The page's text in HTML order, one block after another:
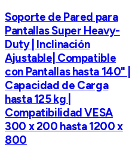
Soporte de Pared para
Pantallas Super Heavy-
Duty | Inclinación
Ajustable| Compatible
con Pantallas hasta 140" |
Capacidad de Carga
hasta 125 kg |
Compatibilidad VESA
300 x 200 hasta 1200 x
800